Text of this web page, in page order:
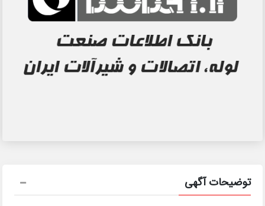
توضیحات آگهی